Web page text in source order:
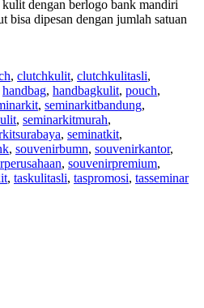
dengan berlogo bank mandiri
bisa dipesan dengan jumlah satuan
, clutchkulit, clutchkulitasli,
handbag, handbagkulit, pouch,
, seminarkitbandung,
, seminarkitmurah,
, seminatkit,
, souvenirbumn, souvenirkantor,
, souvenirpremium,
, taskulitasli, taspromosi, tasseminar